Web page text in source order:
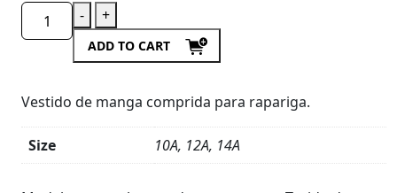
- +
ADD TO CART
Vestido de manga comprida para rapariga.
Size
10A, 12A, 14A